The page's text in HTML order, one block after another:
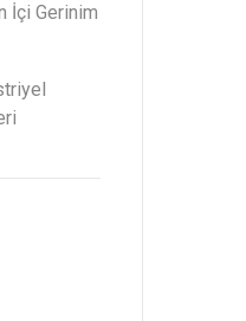
İçi Gerinim